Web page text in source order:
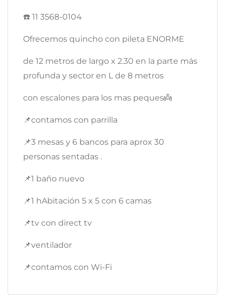
☎️ 11 3568-0104
Ofrecemos quincho con pileta ENORME
de 12 metros de largo x 2.30 en la parte más
profunda y sector en L de 8 metros
con escalones para los mas peques👼
📌contamos con parrilla
📌3 mesas y 6 bancos para aprox 30
personas sentadas .
📌1 baño nuevo
📌1 hAbitación 5 x 5 con 6 camas
📌tv con direct tv
📌ventilador
📌contamos con Wi-Fi